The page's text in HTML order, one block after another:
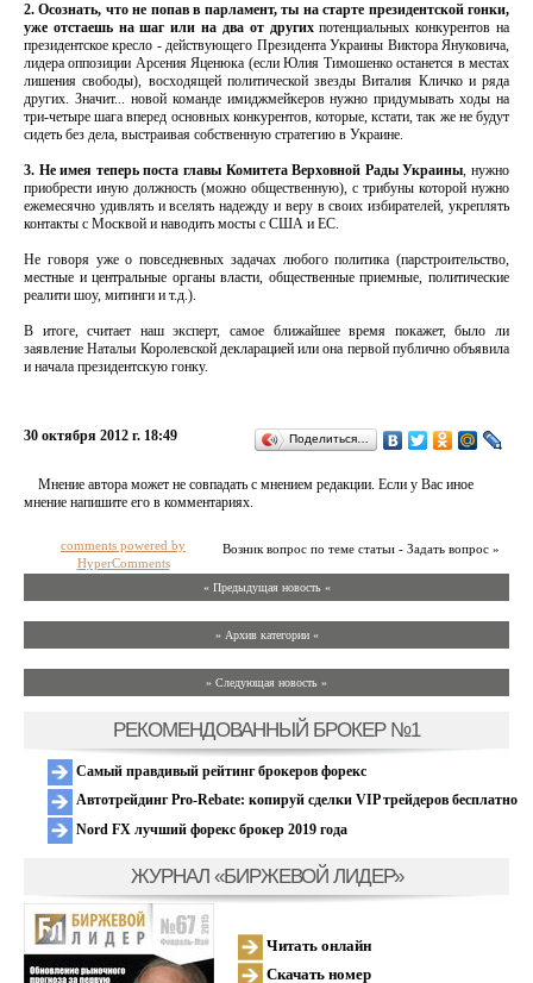
2. Осознать, что не попав в парламент, ты на старте президентской гонки,
уже отстаешь на шаг или на два от другихпотенциальных конкурентов на
президентское кресло - действующего Президента Украины Виктора Януковича,
лидера оппозиции Арсения Яценюка (если Юлия Тимошенко останется в местах
лишения свободы), восходящей политической звезды Виталия Кличко и ряда
других. Значит... новой команде имиджмейкеров нужно придумывать ходы на
три-четыре шага вперед основных конкурентов, которые, кстати, так же не будут
сидеть без дела, выстраивая собственную стратегию в Украине.
3. Не имея теперь поста главы Комитета Верховной Рады Украины, нужно
приобрести иную должность (можно общественную), с трибуны которой нужно
ежемесячно удивлять и вселять надежду и веру в своих избирателей, укреплять
контакты с Москвой и наводить мосты с США и ЕС.
Не говоря уже о повседневных задачах любого политика (парстроительство,
местные и центральные органы власти, общественные приемные, политические
реалити шоу, митинги и т.д.).
В итоге, считает наш эксперт, самое ближайшее время покажет, было ли
заявление Натальи Королевской декларацией или она первой публично объявила
и начала президентскую гонку.
30 октября 2012 г. 18:49 Поделиться…
Мнение автора может не совпадать с мнением редакции. Если у Вас иное
мнение напишите его в комментариях.
Возник вопрос по теме статьи - Задать вопрос »
comments powered by
HyperComments
« Предыдущая новость «
» Архив категории «
» Следующая новость »
РЕКОМЕНДОВАННЫЙ БРОКЕР №1
Самый правдивый рейтинг брокеров форекс
Автотрейдинг Pro-Rebate: копируй сделки VIP трейдеров бесплатно
Nord FX лучший форекс брокер 2019 года
ЖУРНАЛ «БИРЖЕВОЙ ЛИДЕР»
Читать онлайн
Скачать номер